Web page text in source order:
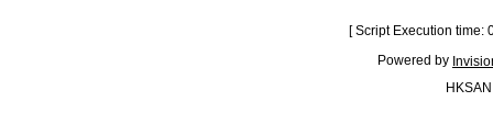
[ Script Execution
Powered by